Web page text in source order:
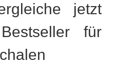
jetzt
für